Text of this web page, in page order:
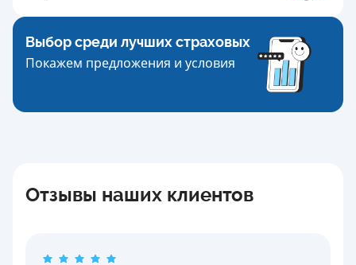
Выбор среди лучших страховых
Покажем предложения и условия
Отзывы наших клиентов